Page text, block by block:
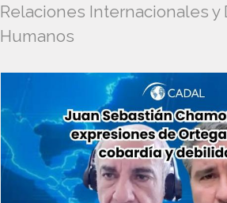
Relaciones Internacionales y
Humanos